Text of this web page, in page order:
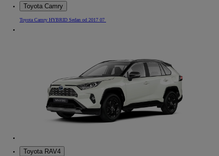
Toyota Camry
Toyota Camry HYBRID Sedan od 2017 07
Toyota RAV4